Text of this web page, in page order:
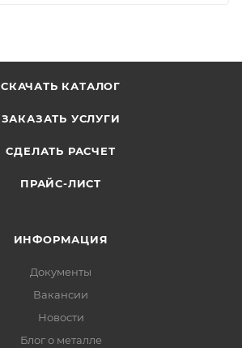
СКАЧАТЬ КАТАЛОГ
ЗАКАЗАТЬ УСЛУГИ
СДЕЛАТЬ РАСЧЕТ
ПРАЙС-ЛИСТ
ИНФОРМАЦИЯ
Документы
Вакансии
Новости
Блог о металле